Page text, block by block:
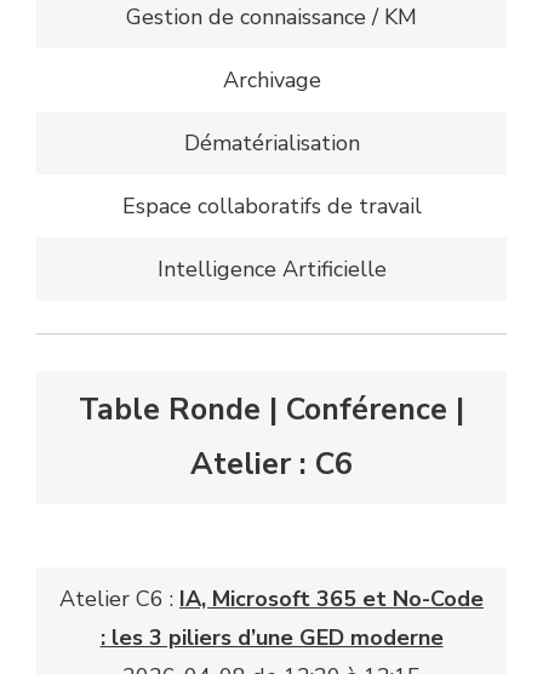
Gestion de connaissance / KM
Archivage
Dématérialisation
Espace collaboratifs de travail
Intelligence Artificielle
Table Ronde | Conférence |
Atelier : C6
Atelier C6 : IA, Microsoft 365 et No-Code
: les 3 piliers d’une GED moderne